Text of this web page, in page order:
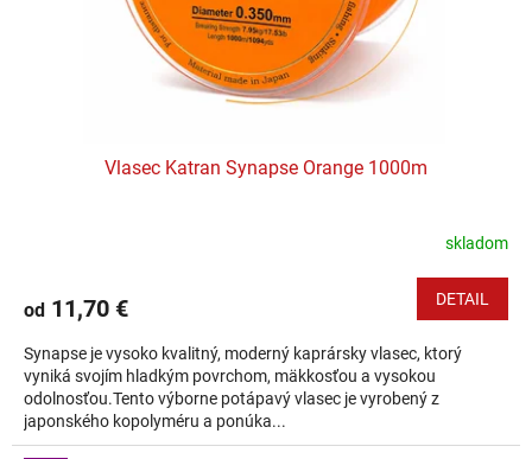
Vlasec Katran Synapse Orange 1000m
skladom
od 11,70 € DETAIL
Synapse je vysoko kvalitný, moderný kaprársky vlasec, ktorý
vyniká svojím hladkým povrchom, mäkkosťou a vysokou
odolnosťou.Tento výborne potápavý vlasec je vyrobený z
japonského kopolyméru a ponúka...